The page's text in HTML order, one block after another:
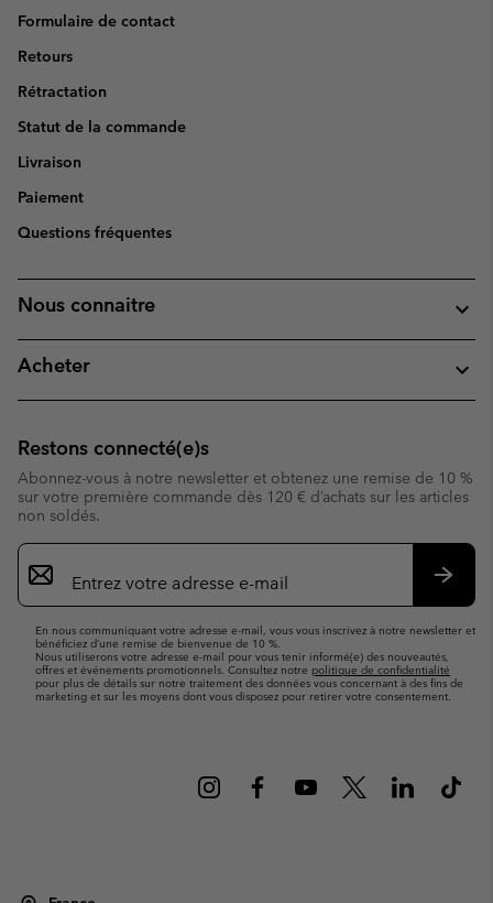
Formulaire de contact
Retours
Rétractation
Statut de la commande
Livraison
Paiement
Questions fréquentes
Nous connaitre
Acheter
Restons connecté(e)s
Abonnez-vous à notre newsletter et obtenez une remise de 10 %
sur votre première commande dès 120 € d’achats sur les articles
non soldés.
Inscription
par
e-
En nous communiquant votre adresse e-mail, vous vous inscrivez à notre newsletter et
bénéficiez d’une remise de bienvenue de 10 %.
Nous utiliserons votre adresse e-mail pour vous tenir informé(e) des nouveautés,
offres et événements promotionnels. Consultez notre politique de confidentialité
pour plus de détails sur notre traitement des données vous concernant à des fins de
marketing et sur les moyens dont vous disposez pour retirer votre consentement.